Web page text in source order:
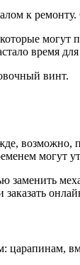
к
время
винт.
могут
царапинам,